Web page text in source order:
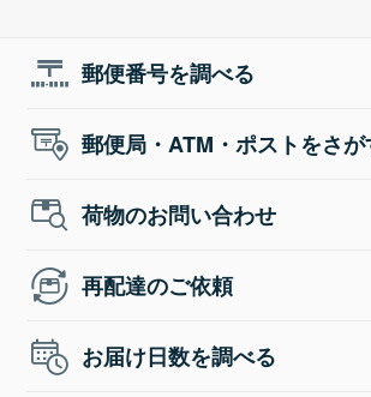
郵便番号を調べる
郵便局・ATM・ポストをさが
荷物のお問い合わせ
再配達のご依頼
お届け日数を調べる